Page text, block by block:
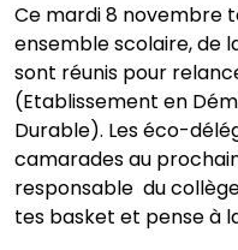
Ce mardi 8 novembre
ensemble scolaire, de
sont réunis pour
(Etablissement en
Durable). Les éco-
camarades au
responsable du
tes basket et pense à